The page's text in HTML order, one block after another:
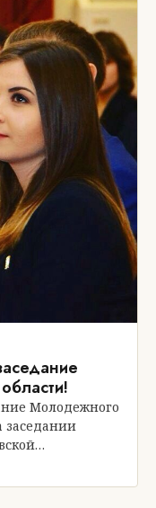
Молодежного
заседании